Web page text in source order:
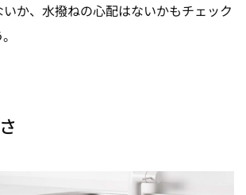
か、水撥ねの心配はないかもチェック